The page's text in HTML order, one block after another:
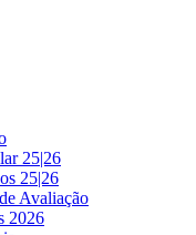
25|26
25|26
Avaliação
2026